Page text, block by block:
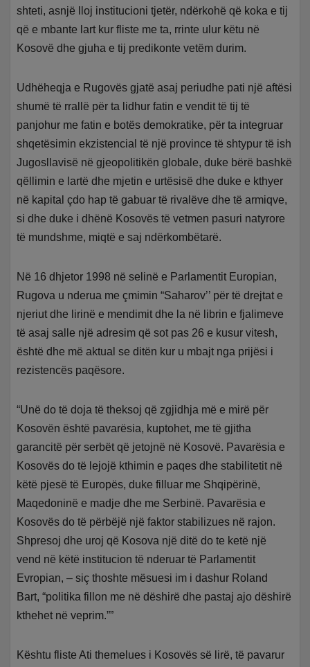
shteti, asnjë lloj institucioni tjetër, ndërkohë që koka e tij
që e mbante lart kur fliste me ta, rrinte ulur këtu në
Kosovë dhe gjuha e tij predikonte vetëm durim.
Udhëheqja e Rugovës gjatë asaj periudhe pati një aftësi
shumë të rrallë për ta lidhur fatin e vendit të tij të
panjohur me fatin e botës demokratike, për ta integruar
shqetësimin ekzistencial të një province të shtypur të ish
Jugosllavisë në gjeopolitikën globale, duke bërë bashkë
qëllimin e lartë dhe mjetin e urtësisë dhe duke e kthyer
në kapital çdo hap të gabuar të rivalëve dhe të armiqve,
si dhe duke i dhënë Kosovës të vetmen pasuri natyrore
të mundshme, miqtë e saj ndërkombëtarë.
Në 16 dhjetor 1998 në selinë e Parlamentit Europian,
Rugova u nderua me çmimin “Saharov’’ për të drejtat e
njeriut dhe lirinë e mendimit dhe la në librin e fjalimeve
të asaj salle një adresim që sot pas 26 e kusur vitesh,
është dhe më aktual se ditën kur u mbajt nga prijësi i
rezistencës paqësore.
“Unë do të doja të theksoj që zgjidhja më e mirë për
Kosovën është pavarësia, kuptohet, me të gjitha
garancitë për serbët që jetojnë në Kosovë. Pavarësia e
Kosovës do të lejojë kthimin e paqes dhe stabilitetit në
këtë pjesë të Europës, duke filluar me Shqipërinë,
Maqedoninë e madje dhe me Serbinë. Pavarësia e
Kosovës do të përbëjë një faktor stabilizues në rajon.
Shpresoj dhe uroj që Kosova një ditë do te ketë një
vend në këtë institucion të nderuar të Parlamentit
Evropian, – siç thoshte mësuesi im i dashur Roland
Bart, “politika fillon me në dëshirë dhe pastaj ajo dëshirë
kthehet në veprim.””
Kështu fliste Ati themelues i Kosovës së lirë, të pavarur